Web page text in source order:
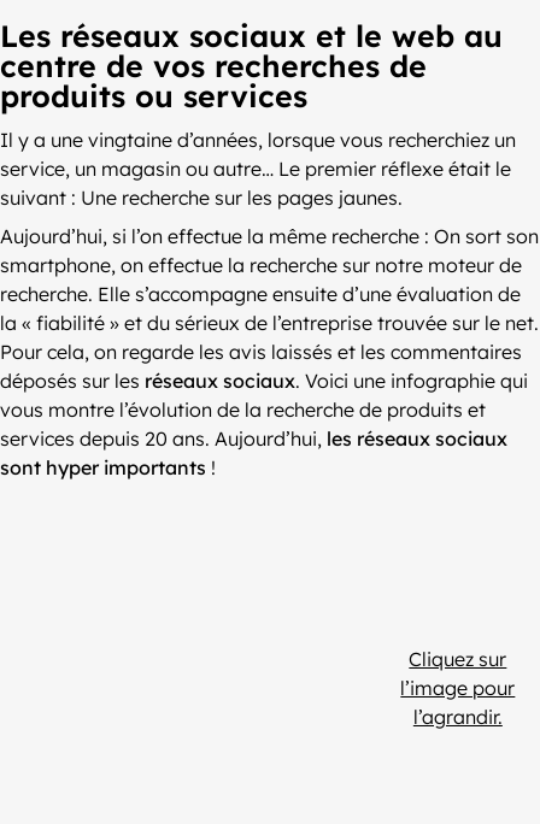
Les réseaux sociaux et le web au
centre de vos recherches de
produits ou services
Il y a une vingtaine d’années, lorsque vous recherchiez un
service, un magasin ou autre… Le premier réflexe était le
suivant : Une recherche sur les pages jaunes.
Aujourd’hui, si l’on effectue la même recherche : On sort son
smartphone, on effectue la recherche sur notre moteur de
recherche. Elle s’accompagne ensuite d’une évaluation de
la « fiabilité » et du sérieux de l’entreprise trouvée sur le net.
Pour cela, on regarde les avis laissés et les commentaires
déposés sur les réseaux sociaux. Voici une infographie qui
vous montre l’évolution de la recherche de produits et
services depuis 20 ans. Aujourd’hui, les réseaux sociaux
sont hyper importants !
Cliquez sur
l’image pour
l’agrandir.